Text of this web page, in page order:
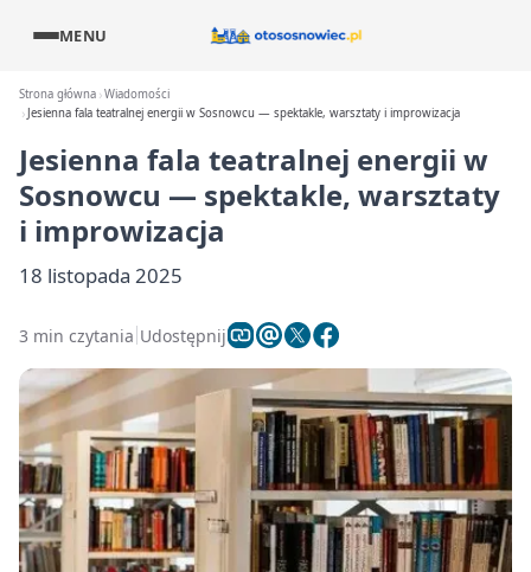
MENU
Strona główna Wiadomości
Jesienna fala teatralnej energii w Sosnowcu — spektakle, warsztaty i improwizacja
Jesienna fala teatralnej energii w
Sosnowcu — spektakle, warsztaty
i improwizacja
18 listopada 2025
3 min czytania Udostępnij